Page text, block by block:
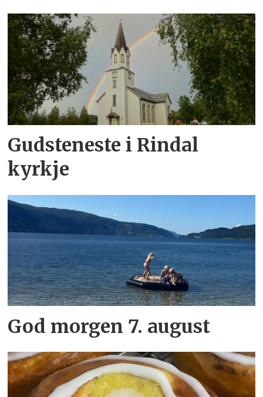
Gudsteneste i Rindal
kyrkje
God morgen 7. august